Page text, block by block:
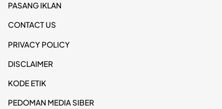
PASANG IKLAN
CONTACT US
PRIVACY POLICY
DISCLAIMER
KODE ETIK
PEDOMAN MEDIA SIBER